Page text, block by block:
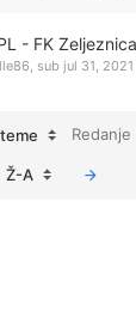
- FK
, sub jul 31,
Redanje
Ž-A